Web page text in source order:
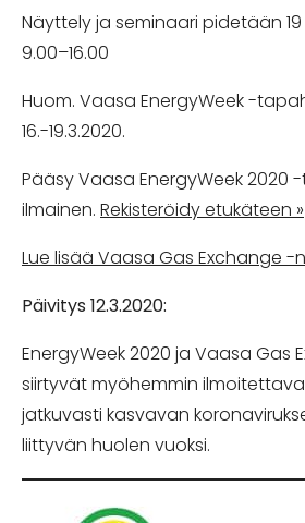
Näyttely ja seminaari pidetään
9.00–16.00
Huom. Vaasa EnergyWeek -
16.-19.3.2020.
Pääsy Vaasa EnergyWeek
ilmainen. Rekisteröidy etukäteen »
Lue lisää Vaasa Gas Exchange -
Päivitys 12.3.2020:
EnergyWeek 2020 ja Vaasa Gas
siirtyvät myöhemmin
jatkuvasti kasvavan
liittyvän huolen vuoksi.